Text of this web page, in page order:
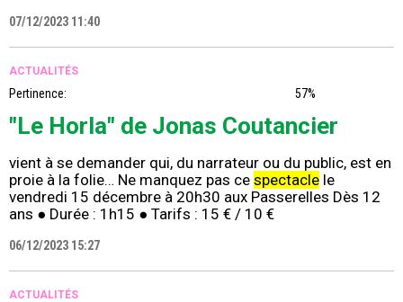
07/12/2023 11:40
ACTUALITÉS
Pertinence: 57%
"Le Horla" de Jonas Coutancier
vient à se demander qui, du narrateur ou du public, est en
proie à la folie… Ne manquez pas ce spectacle le
vendredi 15 décembre à 20h30 aux Passerelles Dès 12
ans ● Durée : 1h15 ● Tarifs : 15 € / 10 €
06/12/2023 15:27
ACTUALITÉS